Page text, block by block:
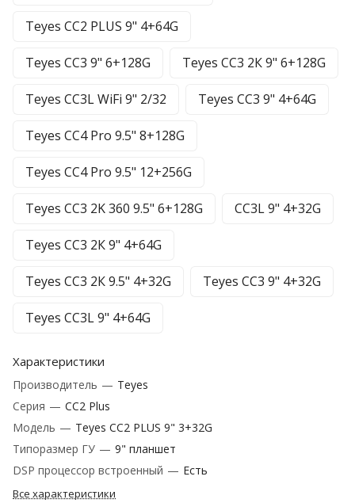
Teyes CC2 PLUS 9" 4+64G
Teyes CC3 9" 6+128G Teyes CC3 2К 9" 6+128G
Teyes CC3L WiFi 9" 2/32 Teyes CC3 9" 4+64G
Teyes CC4 Pro 9.5" 8+128G
Teyes CC4 Pro 9.5" 12+256G
Teyes CC3 2K 360 9.5" 6+128G CC3L 9" 4+32G
Teyes CC3 2К 9" 4+64G
Teyes CC3 2К 9.5" 4+32G Teyes CC3 9" 4+32G
Teyes CC3L 9" 4+64G
Характеристики
Производитель — Teyes
Серия — CC2 Plus
Модель — Teyes CC2 PLUS 9" 3+32G
Типоразмер ГУ — 9" планшет
DSP процессор встроенный — Есть
Все характеристики